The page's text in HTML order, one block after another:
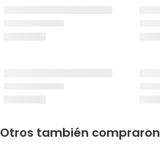
Otros también compraron